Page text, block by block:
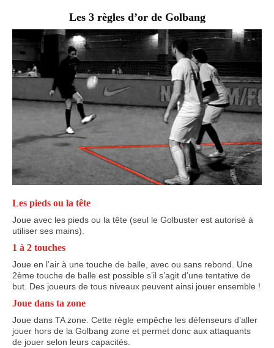
Les 3 règles d’or de Golbang
Les pieds ou la tête
Joue avec les pieds ou la tête (seul le Golbuster est autorisé à
utiliser ses mains).
1 à 2 touches
Joue en l’air à une touche de balle, avec ou sans rebond. Une
2ème touche de balle est possible s’il s’agit d’une tentative de
but. Des joueurs de tous niveaux peuvent ainsi jouer ensemble !
Joue dans ta zone
Joue dans TA zone. Cette règle empêche les défenseurs d’aller
jouer hors de la Golbang zone et permet donc aux attaquants
de jouer selon leurs capacités.